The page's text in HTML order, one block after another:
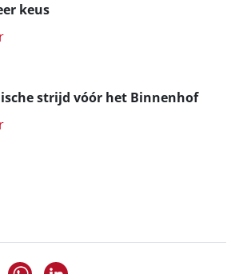
keus
strijd vóór het Binnenhof
Delen via WhatsApp